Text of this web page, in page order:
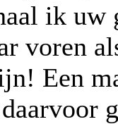
ik uw
voren
Een